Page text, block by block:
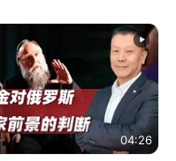
04:26